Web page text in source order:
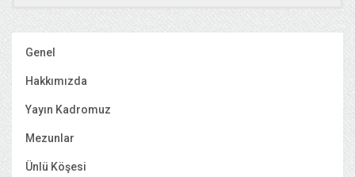
Genel
Hakkımızda
Yayın Kadromuz
Mezunlar
Ünlü Köşesi